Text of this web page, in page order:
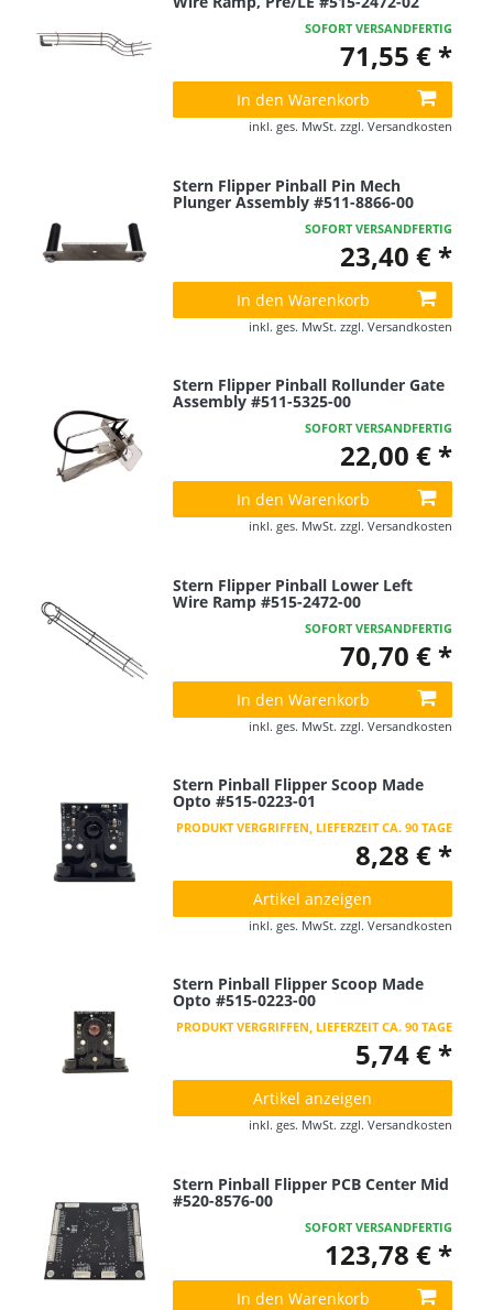
SOFORT VERSANDFERTIG
71,55 € *
In den Warenkorb
inkl. ges. MwSt. zzgl. Versandkosten
Stern Flipper Pinball Pin Mech
Plunger Assembly #511-8866-00
SOFORT VERSANDFERTIG
23,40 € *
In den Warenkorb
inkl. ges. MwSt. zzgl. Versandkosten
Stern Flipper Pinball Rollunder Gate
Assembly #511-5325-00
SOFORT VERSANDFERTIG
22,00 € *
In den Warenkorb
inkl. ges. MwSt. zzgl. Versandkosten
Stern Flipper Pinball Lower Left
Wire Ramp #515-2472-00
SOFORT VERSANDFERTIG
70,70 € *
In den Warenkorb
inkl. ges. MwSt. zzgl. Versandkosten
Stern Pinball Flipper Scoop Made
Opto #515-0223-01
PRODUKT VERGRIFFEN, LIEFERZEIT CA. 90 TAGE
8,28 € *
Artikel anzeigen
inkl. ges. MwSt. zzgl. Versandkosten
Stern Pinball Flipper Scoop Made
Opto #515-0223-00
PRODUKT VERGRIFFEN, LIEFERZEIT CA. 90 TAGE
5,74 € *
Artikel anzeigen
inkl. ges. MwSt. zzgl. Versandkosten
Stern Pinball Flipper PCB Center Mid
#520-8576-00
SOFORT VERSANDFERTIG
123,78 € *
In den Warenkorb